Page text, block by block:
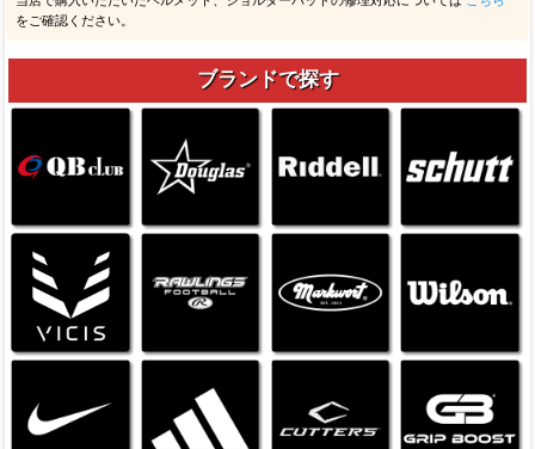
をご確認ください。
ブランドで探す